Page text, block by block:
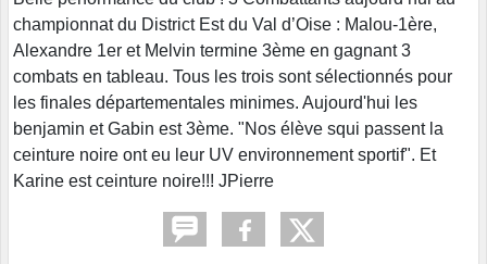
championnat du District Est du Val d’Oise : Malou-1ère,
Alexandre 1er et Melvin termine 3ème en gagnant 3
combats en tableau. Tous les trois sont sélectionnés pour
les finales départementales minimes. Aujourd'hui les
benjamin et Gabin est 3ème. "Nos élève squi passent la
ceinture noire ont eu leur UV environnement sportif". Et
Karine est ceinture noire!!! JPierre